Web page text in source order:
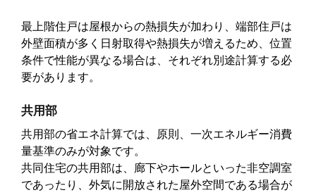
最上階住戸は屋根からの熱損失が加わり、端部住戸は
外壁面積が多く日射取得や熱損失が増えるため、位置
条件で性能が異なる場合は、それぞれ別途計算する必
要があります。
共用部
共用部の省エネ計算では、原則、⼀次エネルギー消費
量基準のみが対象です。
共同住宅の共用部は、廊下やホールといった非空調室
であったり、外気に開放された屋外空間である場合が